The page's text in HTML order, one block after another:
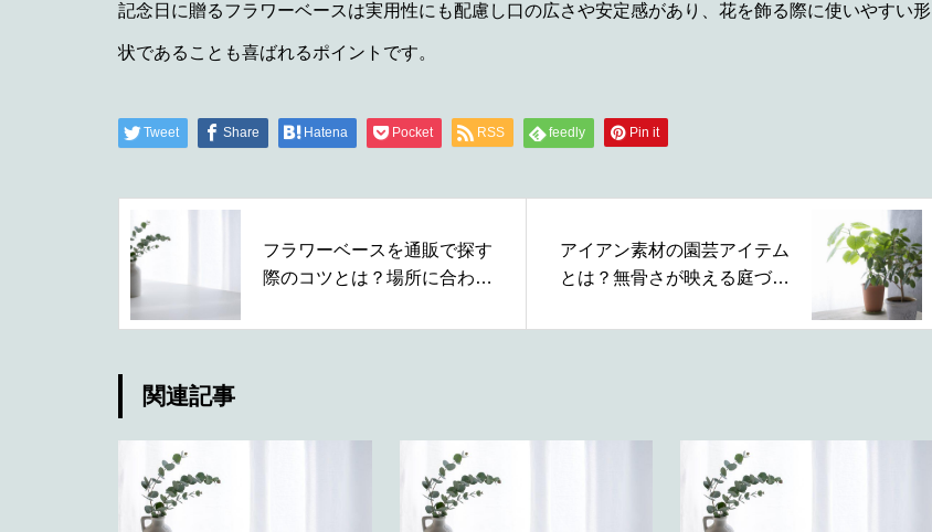
記念日に贈るフラワーベースは実用性にも配慮し口の広さや安定感があり、花を飾る際に使いやすい形
状であることも喜ばれるポイントです。
Tweet Share Hatena Pocket RSS feedly Pin it
フラワーベースを通販で探す
際のコツとは？場所に合わせ
アイアン素材の園芸アイテム
とは？無骨さが映える庭づく
関連記事